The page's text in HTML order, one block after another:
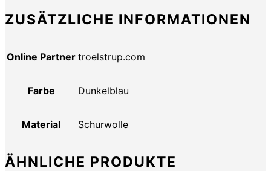
ZUSÄTZLICHE INFORMATIONEN
Online Partner troelstrup.com
Farbe Dunkelblau
Material Schurwolle
ÄHNLICHE PRODUKTE